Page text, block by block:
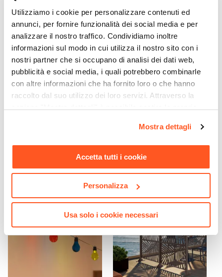
Utilizziamo i cookie per personalizzare contenuti ed
annunci, per fornire funzionalità dei social media e per
analizzare il nostro traffico. Condividiamo inoltre
informazioni sul modo in cui utilizza il nostro sito con i
nostri partner che si occupano di analisi dei dati web,
pubblicità e social media, i quali potrebbero combinarle
con altre informazioni che ha fornito loro o che hanno
raccolto dal suo utilizzo dei loro servizi. Attraverso la
momento. Per maggiori informazioni si invita a leggere la
Mostra dettagli
Accetta tutti i cookie
Personalizza
Usa solo i cookie necessari
palo laterale 4x3 m e telo
€ 324,00